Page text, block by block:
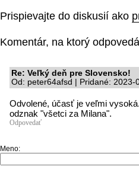
Prispievajte do diskusií ako
Komentár, na ktorý
Re: Veľký deň pre Slovensko!
Od: peter64afsd | Pridané: 2023-
Odvolené, účasť je veľmi
odznak "všetci za Milana".
Odpovedať
Meno: